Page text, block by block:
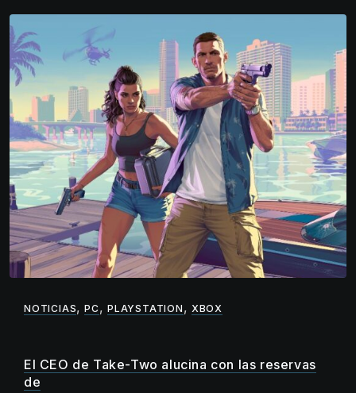
NOTICIAS,PC,PLAYSTATION , XBOX
El CEO de Take-Two alucina con las reservas
de